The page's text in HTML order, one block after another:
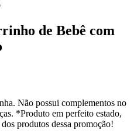
de Bebê com
Não possui complementos no
*Produto em perfeito estado,
produtos dessa promoção!